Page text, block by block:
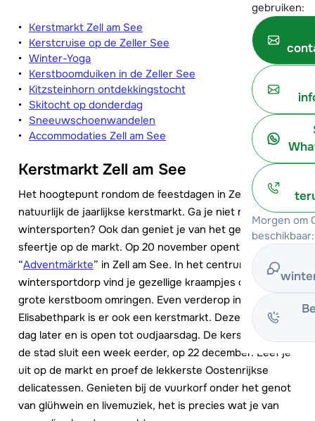
gebruiken:
Morgen om
beschikbaar:
Kerstmarkt Zell am See
Kerstcruise op de Zeller See
Winter-Yoga
Kerstboomduiken in de Zeller See
Kitzsteinhorn ontdekkingstocht
Skitocht op donderdag
Sneeuwschoenwandelen
Accommodaties Zell am See
Kerstmarkt Zell am See
Het hoogtepunt rondom de feestdagen in Zell am See is
natuurlijk de jaarlijkse kerstmarkt. Ga je niet met kerst
wintersporten? Ook dan geniet je van het gezellige
sfeertje op de markt. Op 20 november opent de
“Adventmärkte” in Zell am See. In het centrum van het
wintersportdorp vind je gezellige kraampjes die de
grote kerstboom omringen. Even verderop in het
Elisabethpark is er ook een kerstmarkt. Deze opent een
dag later en is open tot oudjaarsdag. De kerstmarkt in
de stad sluit een week eerder, op 22 december. Leef je
uit op de markt en proef de lekkerste Oostenrijkse
delicatessen. Genieten bij de vuurkorf onder het genot
van glühwein en livemuziek, het is precies wat je van